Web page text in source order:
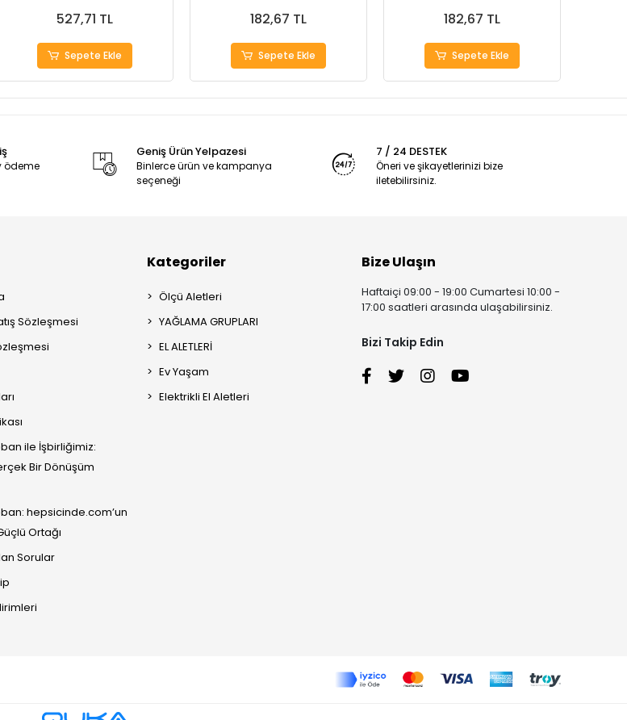
527,71 TL
Sepete Ekle
182,67 TL
Sepete Ekle
182,67 TL
Sepete Ekle
ödeme
Geniş Ürün Yelpazesi
Binlerce ürün ve kampanya
seçeneği
7 / 24 DESTEK
Öneri ve şikayetlerinizi bize
iletebilirsiniz.
Sözleşmesi
ile İşbirliğimiz:
Bir Dönüşüm
hepsicinde.com’un
Ortağı
Sorular
Kategoriler
Ölçü Aletleri
YAĞLAMA GRUPLARI
EL ALETLERİ
Ev Yaşam
Elektrikli El Aletleri
Bize Ulaşın
Haftaiçi 09:00 - 19:00 Cumartesi 10:00 -
17:00 saatleri arasında ulaşabilirsiniz.
Bizi Takip Edin